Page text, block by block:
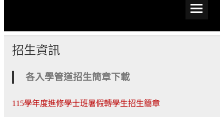
世新大學影視進修學士學
招生資訊
各入學管道招生簡章下載
115學年度進修學士班暑假轉學生招生簡章